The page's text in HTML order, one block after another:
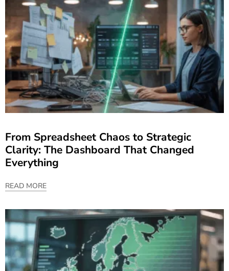
From Spreadsheet Chaos to Strategic
Clarity: The Dashboard That Changed
Everything
READ MORE